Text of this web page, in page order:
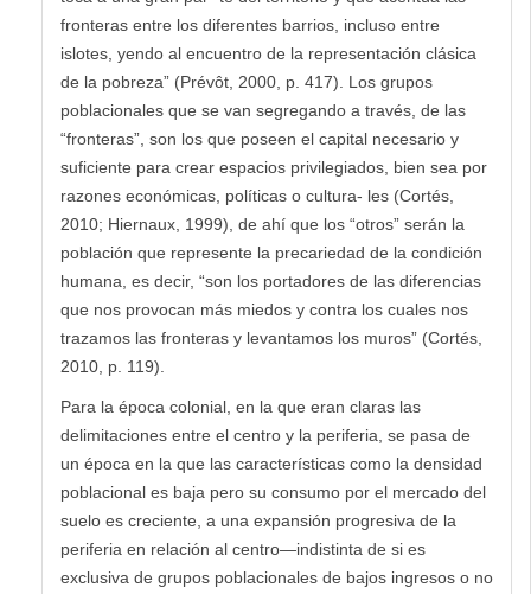
fronteras entre los diferentes barrios, incluso entre
islotes, yendo al encuentro de la representación clásica
de la pobreza” (Prévôt, 2000, p. 417). Los grupos
poblacionales que se van segregando a través, de las
“fronteras”, son los que poseen el capital necesario y
suficiente para crear espacios privilegiados, bien sea por
razones económicas, políticas o cultura- les (Cortés,
2010; Hiernaux, 1999), de ahí que los “otros” serán la
población que represente la precariedad de la condición
humana, es decir, “son los portadores de las diferencias
que nos provocan más miedos y contra los cuales nos
trazamos las fronteras y levantamos los muros” (Cortés,
2010, p. 119).
Para la época colonial, en la que eran claras las
delimitaciones entre el centro y la periferia, se pasa de
un época en la que las características como la densidad
poblacional es baja pero su consumo por el mercado del
suelo es creciente, a una expansión progresiva de la
periferia en relación al centro—indistinta de si es
exclusiva de grupos poblacionales de bajos ingresos o no